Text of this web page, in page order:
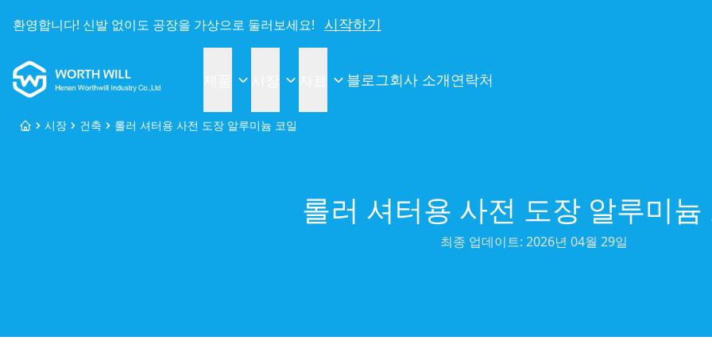
환영합니다! 신발 없이도 공장을 가상으로 둘러보세요! 시작하기
Worthwill
블로그회사 소개연락처
홈 시장 건축 롤러 셔터용 사전 도장 알루미늄 코일
롤러 셔터용 사전 도장 알루미늄
최종 업데이트: 2026년 04월 29일